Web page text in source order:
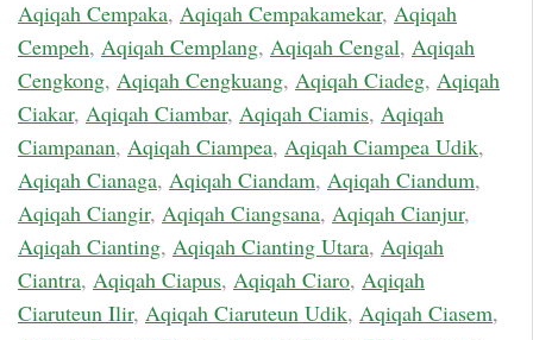
Aqiqah Cempaka, Aqiqah Cempakamekar, Aqiqah
Cempeh, Aqiqah Cemplang, Aqiqah Cengal, Aqiqah
Cengkong, Aqiqah Cengkuang, Aqiqah Ciadeg, Aqiqah
Ciakar, Aqiqah Ciambar, Aqiqah Ciamis, Aqiqah
Ciampanan, Aqiqah Ciampea, Aqiqah Ciampea Udik,
Aqiqah Cianaga, Aqiqah Ciandam, Aqiqah Ciandum,
Aqiqah Ciangir, Aqiqah Ciangsana, Aqiqah Cianjur,
Aqiqah Cianting, Aqiqah Cianting Utara, Aqiqah
Ciantra, Aqiqah Ciapus, Aqiqah Ciaro, Aqiqah
Ciaruteun Ilir, Aqiqah Ciaruteun Udik, Aqiqah Ciasem,